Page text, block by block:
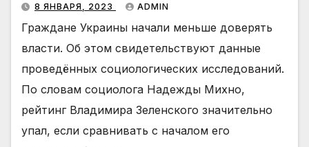
8 ЯНВАРЯ, 2023 ADMIN
Граждане Украины начали меньше доверять
власти. Об этом свидетельствуют данные
проведённых социологических исследований.
По словам социолога Надежды Михно,
рейтинг Владимира Зеленского значительно
упал, если сравнивать с началом его